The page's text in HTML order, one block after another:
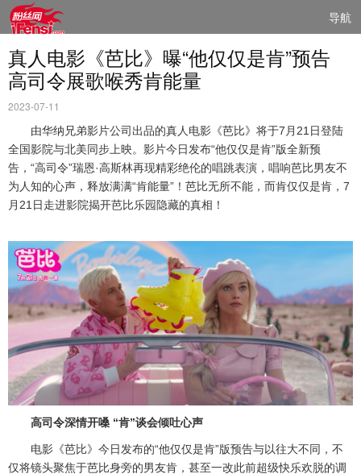
导航
真人电影《芭比》曝“他仅仅是肯”预告
高司令展歌喉秀肯能量
2023-07-11
由华纳兄弟影片公司出品的真人电影《芭比》将于7 月 21 日登陆
全国影院与北美同步上映。影片今日发布“他仅仅是肯”版全新预
告，“高司令”瑞恩·高斯林再现精彩绝伦的唱跳表演，唱响芭比男友不
为人知的心声，释放满满“肯能量”！芭比无所不能，而肯仅仅是肯，7
月21日走进影院揭开芭比乐园隐藏的真相！
高司令深情开嗓 “肯”谈会倾吐心声
电影《芭比》今日发布的“他仅仅是肯”版预告与以往大不同，不
仅将镜头聚焦于芭比身旁的男友肯，甚至一改此前超级快乐欢脱的调